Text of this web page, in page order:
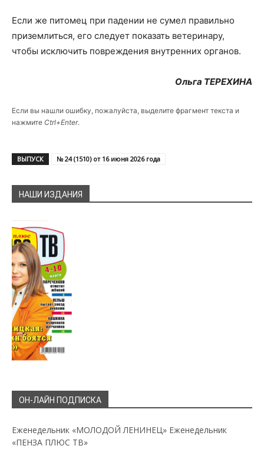
Если же питомец при падении не сумел правильно
приземлиться, его следует показать ветеринару,
чтобы исключить повреждения внутренних органов.
Ольга ТЕРЕХИНА
Если вы нашли ошибку, пожалуйста, выделите фрагмент текста и
нажмите Ctrl+Enter.
ВЫПУСК № 24 (1510) от 16 июня 2026 года
НАШИ ИЗДАНИЯ
ОН-ЛАЙН ПОДПИСКА
Еженедельник «МОЛОДОЙ ЛЕНИНЕЦ» Еженедельник
«ПЕНЗА ПЛЮС ТВ»